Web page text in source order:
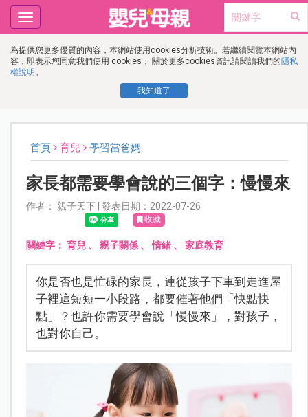
為提供您更多優質的內容，本網站使用cookies分析技術。若繼續閱覽本網站內
容，即表示您同意我們使用 cookies， 關於更多cookies資訊請閱讀我們的隱私
權說明 。
我知道了
Toggle
navigation
首頁 育兒 學習當爸媽
家長都需要學會說的三個字：慢慢來
作者： 親子天下 | 發表日期：2022-07-26
收藏
關鍵字： 育兒、 親子關係、情緒、 家庭教育
你是否也是忙碌的家長，連從孩子下車到走進屋
子裡這短短一小段路，都要催著他們「快點快
點」？也許你需要學會說「慢慢來」，對孩子，
也對你自己。